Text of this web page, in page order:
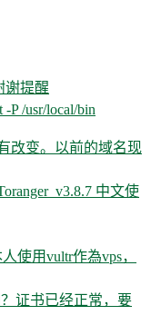
谢提醒
P /usr/local/bin
改变。以前的域名现
中文使
使用vultr作為vps，
证书已经正常，要